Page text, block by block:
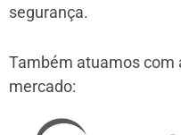
segurança.
Também atuamos com
mercado: